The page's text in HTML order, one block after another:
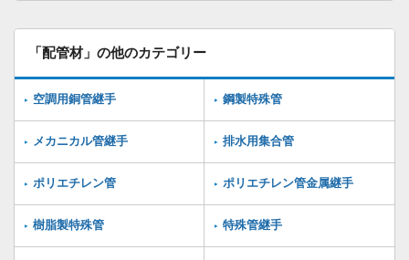
「配管材」の他のカテゴリー
空調用銅管継手 鋼製特殊管
メカニカル管継手 排水用集合管
ポリエチレン管 ポリエチレン管金属継手
樹脂製特殊管 特殊管継手